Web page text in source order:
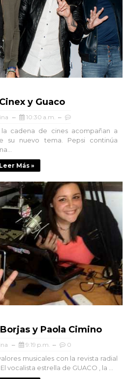
y Guaco
10:30 a.m.
cadena de cines acompañan a
su nuevo tema. Pepsi continúa
Leer Más »
y Paola Cimino
9:19 p.m. 0
musicales con la revista radial
vocalista estrella de GUACO , la ...